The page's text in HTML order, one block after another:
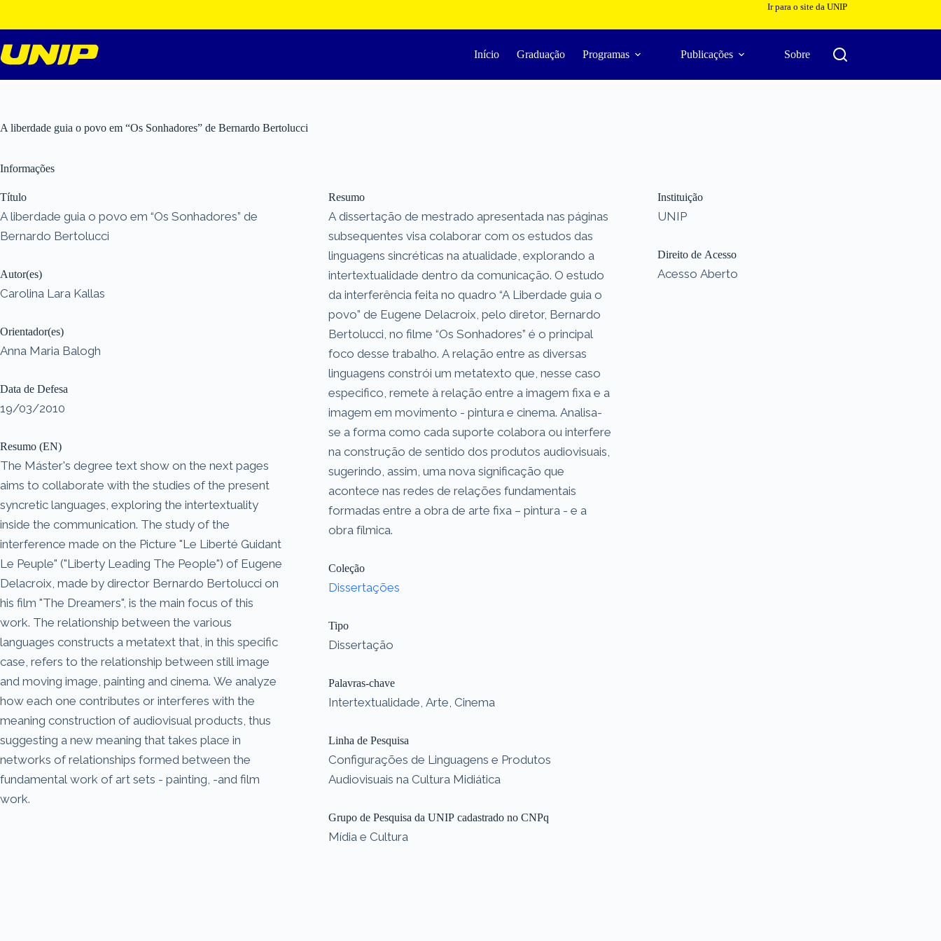
o
conteúdo
Ir para o site da UNIP
Início Graduação Programas Publicações Sobre
A liberdade guia o povo em “Os Sonhadores” de Bernardo Bertolucci
Informações
Título
A liberdade guia o povo em “Os Sonhadores” de
Bernardo Bertolucci
Autor(es)
Carolina Lara Kallas
Orientador(es)
Anna Maria Balogh
Data de Defesa
19/03/2010
Resumo (EN)
The Máster's degree text show on the next pages
aims to collaborate with the studies of the present
syncretic languages, exploring the intertextuality
inside the communication. The study of the
interference made on the Picture "Le Liberté Guidant
Le Peuple" ("Liberty Leading The People") of Eugene
Delacroix, made by director Bernardo Bertolucci on
his film "The Dreamers", is the main focus of this
work. The relationship between the various
languages constructs a metatext that, in this specific
case, refers to the relationship between still image
and moving image, painting and cinema. We analyze
how each one contributes or interferes with the
meaning construction of audiovisual products, thus
suggesting a new meaning that takes place in
networks of relationships formed between the
fundamental work of art sets - painting, -and film
work.
Resumo
A dissertação de mestrado apresentada nas páginas
subsequentes visa colaborar com os estudos das
linguagens sincréticas na atualidade, explorando a
intertextualidade dentro da comunicação. O estudo
da interferência feita no quadro “A Liberdade guia o
povo” de Eugene Delacroix, pelo diretor, Bernardo
Bertolucci, no filme “Os Sonhadores” é o principal
foco desse trabalho. A relação entre as diversas
linguagens constrói um metatexto que, nesse caso
especifico, remete à relação entre a imagem fixa e a
imagem em movimento - pintura e cinema. Analisa-
se a forma como cada suporte colabora ou interfere
na construção de sentido dos produtos audiovisuais,
sugerindo, assim, uma nova significação que
acontece nas redes de relações fundamentais
formadas entre a obra de arte fixa – pintura - e a
obra fílmica.
Coleção
Dissertações
Tipo
Dissertação
Palavras-chave
Intertextualidade, Arte, Cinema
Linha de Pesquisa
Configurações de Linguagens e Produtos
Audiovisuais na Cultura Midiática
Grupo de Pesquisa da UNIP cadastrado no CNPq
Mídia e Cultura
Instituição
UNIP
Direito de Acesso
Acesso Aberto